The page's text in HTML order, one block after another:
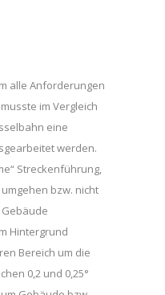
alle Anforderungen
im Vergleich
eine
werden.
Streckenführung,
bzw. nicht
Hintergrund
Bereich um die
0,2 und 0,25°